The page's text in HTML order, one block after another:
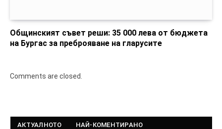
Общинският съвет реши: 35 000 лева от бюджета
на Бургас за преброяване на гларусите
Comments are closed.
АКТУАЛНОТО НАЙ-КОМЕНТИРАНО